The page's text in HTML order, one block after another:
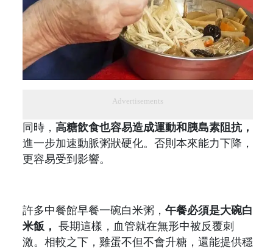
Advertisements
同時， 高糖飲食也容易造成運動和胰島素阻抗，
進一步加速動脈粥狀硬化。否則本來能力下降，
更容易受到影響。
許多中餐館早餐一碗白米粥， 午餐必須是大碗白
米飯， 長期這樣，血管就在無形中被反覆刺
激。相較之下，雞蛋不但不會升糖，還能提供穩